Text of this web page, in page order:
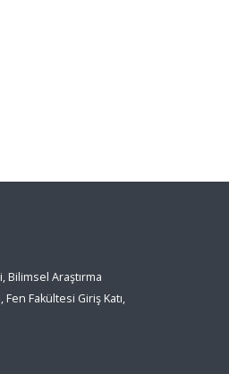
Bilimsel Araştırma
Fakültesi Giriş Katı,